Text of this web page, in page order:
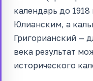
календарь до
Юлианским, а
Григорианский —
века результат
исторического